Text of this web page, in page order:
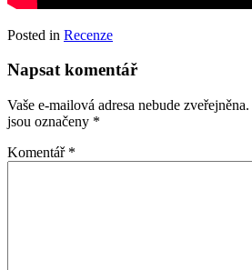
Posted in Recenze
Napsat komentář
Vaše e-mailová adresa nebude zveřejněna.
jsou označeny *
Komentář *